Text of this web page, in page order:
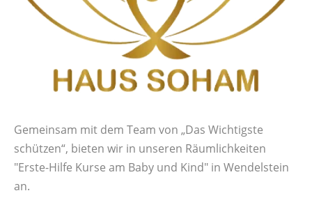
Gemeinsam mit dem Team von „Das Wichtigste
schützen“, bieten wir in unseren Räumlichkeiten
"Erste-Hilfe Kurse am Baby und Kind" in Wendelstein
an.